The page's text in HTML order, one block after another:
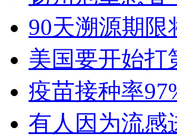
90天溯源期限
美国要开始打
疫苗接种率
有人因为流感